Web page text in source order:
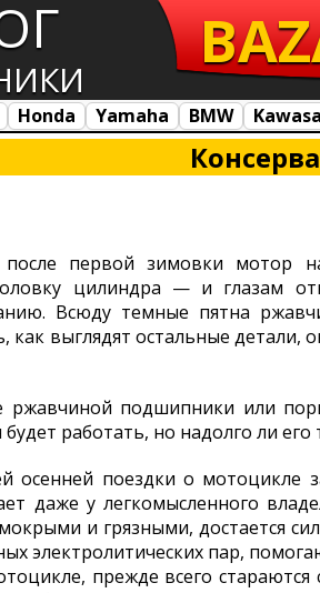
Honda Yamaha BMW
после первой зимовки мотор
цилиндра — и глазам
Всюду темные пятна
как выглядят остальные детали,
подшипники или
будет работать, но надолго ли его
осенней поездки о
даже у легкомысленного
и грязными, достается
электролитических пар,
прежде всего стараются